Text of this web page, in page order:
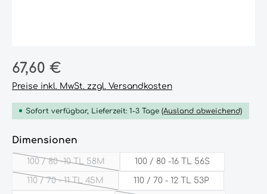
Regulärer Preis:
67,60 €
Preise inkl. MwSt. zzgl. Versandkosten
Sofort verfügbar, Lieferzeit: 1-3 Tage (Ausland abweichend)
Dimensionen
100 / 80 -10 TL 58M
(Diese Option ist zurzeit nicht verfügbar.)
100 / 80 -16 TL 56S
110 / 70 - 11 TL 45M
(Diese Option ist zurzeit nicht verfügbar.)
110 / 70 - 12 TL 53P